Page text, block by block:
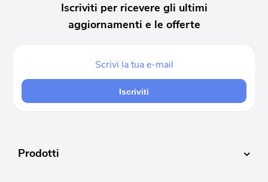
Iscriviti per ricevere gli ultimi
aggiornamenti e le offerte
Iscriviti
Prodotti